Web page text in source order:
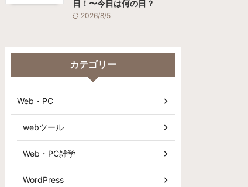
日！〜今日は何の日？
2026/8/5
カテゴリー
Web・PC
webツール
Web・PC雑学
WordPress